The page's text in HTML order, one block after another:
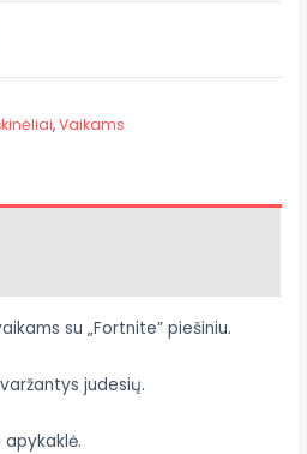
,Vaikams
su „Fortnite” piešiniu.
judesių.